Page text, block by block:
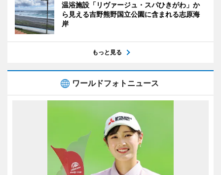
温浴施設「リヴァージュ・スパひきがわ」か
ら見える吉野熊野国立公園に含まれる志原海
岸
もっと見る
ワールドフォトニュース